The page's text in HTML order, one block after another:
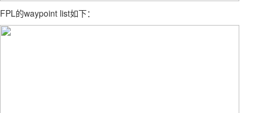
FPL的waypoint list如下：